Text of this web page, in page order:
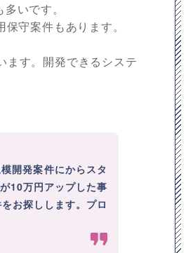
いです。
守案件もあります。
ます。開発できるシステ
開発案件にからスタ
10万円アップした事
お探しします。プロ